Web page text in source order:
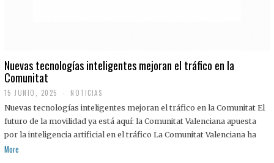
Nuevas tecnologías inteligentes mejoran el tráfico en la
Comunitat
15 JUNIO, 2025 NOTICIAS
Nuevas tecnologías inteligentes mejoran el tráfico en la Comunitat El
futuro de la movilidad ya está aquí: la Comunitat Valenciana apuesta
por la inteligencia artificial en el tráfico La Comunitat Valenciana ha
More